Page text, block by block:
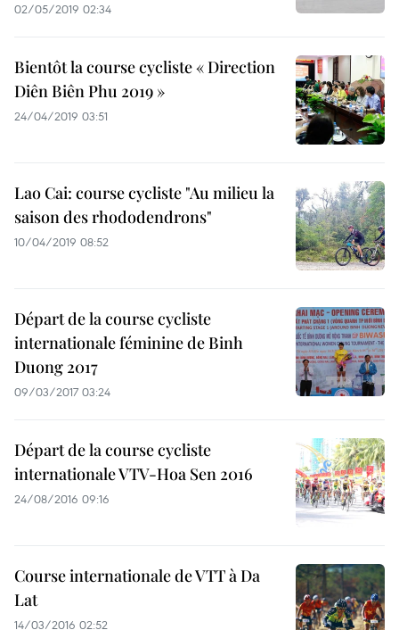
02/05/2019 02:34
Bientôt la course cycliste « Direction
Diên Biên Phu 2019 »
24/04/2019 03:51
Lao Cai: course cycliste "Au milieu la
saison des rhododendrons"
10/04/2019 08:52
Départ de la course cycliste
internationale féminine de Binh
Duong 2017
09/03/2017 03:24
Départ de la course cycliste
internationale VTV-Hoa Sen 2016
24/08/2016 09:16
Course internationale de VTT à Da
Lat
14/03/2016 02:52